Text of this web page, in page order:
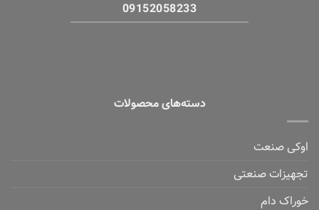
09152058233
دسته‌های محصولات
اوکی صنعت
تجهیزات صنعتی
خوراک دام